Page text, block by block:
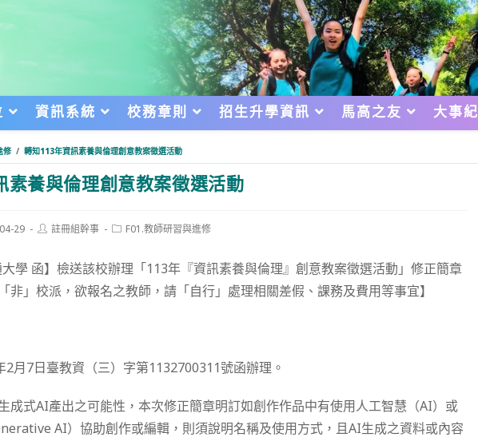
資訊系統 校務章則 招生升學資訊 馬高之友 大事紀
修 / 轉知113年資訊素養與倫理創意教案徵選活動
素養與倫理創意教案徵選活動
29
Post註冊組幹事
PostF01.教師研習與進修
大學 函】檢送該校辦理「113年『資訊素養與倫理』創意教案徵選活動」修正簡章
非」校派，欲報名之教師，請「自行」處理相關差假、課務及費用等事宜】
月7日臺教資（三）字第1132700311號函辦理。
成式AI產出之可能性，本次修正簡章明訂如創作作品中有使用人工智慧（AI）或
AI）協助創作或編輯，則須說明名稱及使用方式，且AI生成之資料或內容